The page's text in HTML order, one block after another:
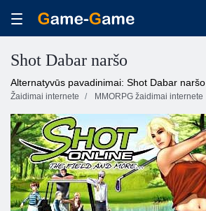
Shot Dabar naršo
Alternatyvūs pavadinimai: Shot Dabar naršo
Žaidimai internete MMORPG žaidimai internete